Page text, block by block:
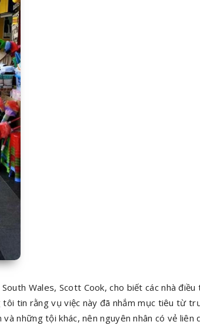
Wales, Scott Cook, cho biết các nhà
tôi tin rằng vụ việc này đã nhắm mục tiêu từ
những tội khác, nên nguyên nhân có vẻ liên